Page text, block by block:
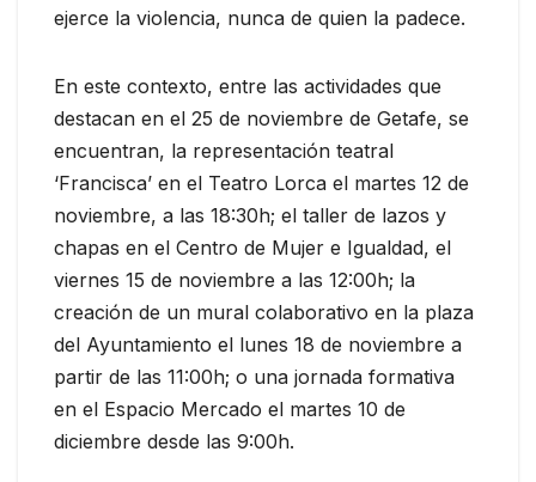
ejerce la violencia, nunca de quien la padece.
En este contexto, entre las actividades que
destacan en el 25 de noviembre de Getafe, se
encuentran, la representación teatral
‘Francisca’ en el Teatro Lorca el martes 12 de
noviembre, a las 18:30h; el taller de lazos y
chapas en el Centro de Mujer e Igualdad, el
viernes 15 de noviembre a las 12:00h; la
creación de un mural colaborativo en la plaza
del Ayuntamiento el lunes 18 de noviembre a
partir de las 11:00h; o una jornada formativa
en el Espacio Mercado el martes 10 de
diciembre desde las 9:00h.